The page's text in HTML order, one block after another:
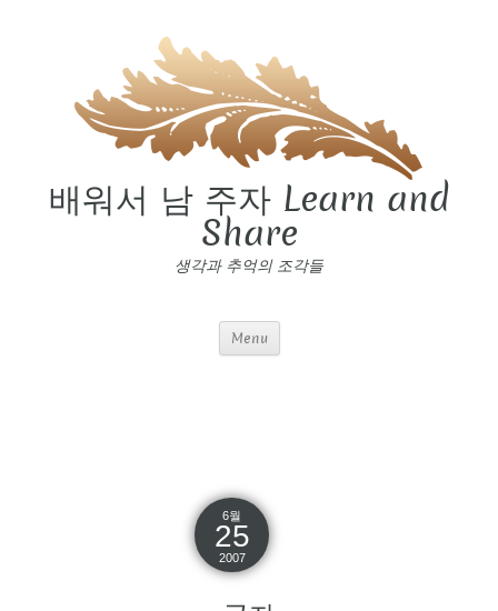
배워서 남 주자 Learn and
Share
생각과 추억의 조각들
Menu
6월
25
2007